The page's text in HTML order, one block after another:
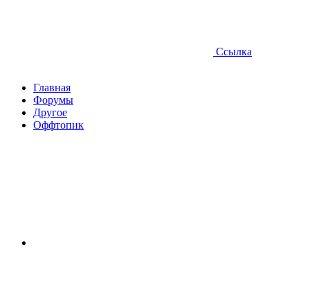
Ссылка
Главная
Форумы
Другое
Оффтопик